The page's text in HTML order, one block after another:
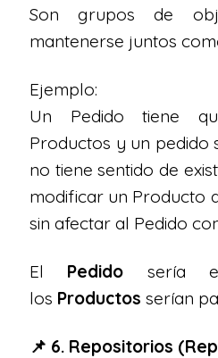
Son grupos de
mantenerse juntos
Ejemplo:
Un Pedido tiene
Productos y un pedido
no tiene sentido de
modificar un Producto
sin afectar al Pedido
El Pedido sería
los Productos serían
📌 6. Repositorios